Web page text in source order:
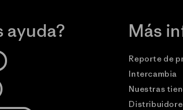
ayuda? Más
Reporte de
Intercambia
Nuestras